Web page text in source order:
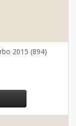
2015 (894)